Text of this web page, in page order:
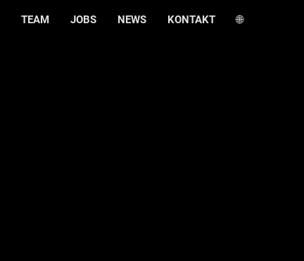
TEAM JOBS NEWS KONTAKT 🌐